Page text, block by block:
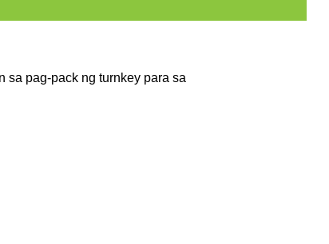
sa pag-pack ng turnkey para sa